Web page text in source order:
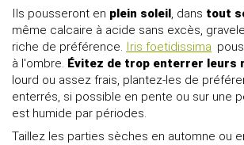
Ils pousseront en plein soleil , dans tout
même calcaire à acide sans excès,
riche de préférence.
Iris foetidissima
à l'ombre. Évitez de trop enterrer leurs
lourd ou assez frais, plantez-les de
enterrés, si possible en pente ou sur une
est humide par périodes.
Taillez les parties sèches en automne ou